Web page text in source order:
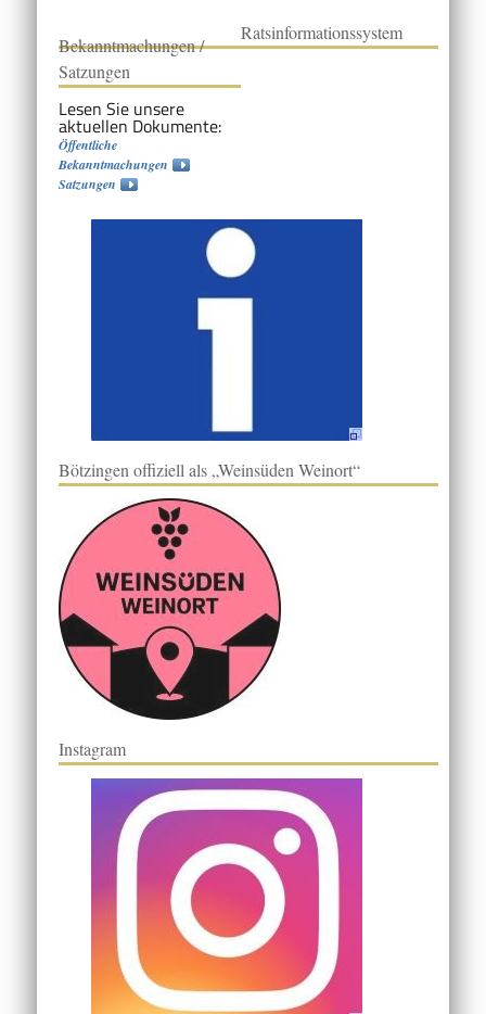
Bekanntmachungen /
Satzungen
Lesen Sie unsere
aktuellen Dokumente:
Öffentliche
Bekanntmachungen
Satzungen
Ratsinformationssystem
Bötzingen offiziell als „Weinsüden Weinort“
Instagram